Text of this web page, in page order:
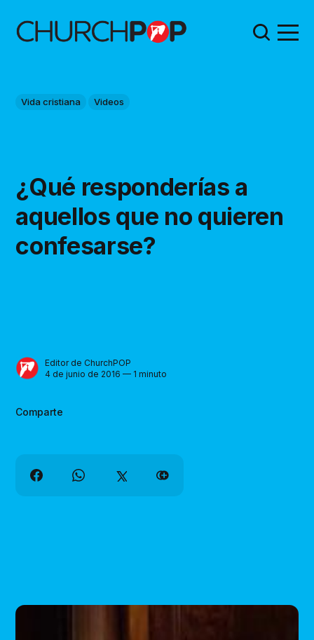
Vida cristiana Videos
¿Qué responderías a
aquellos que no quieren
confesarse?
Editor de ChurchPOP
4 de junio de 2016 — 1 minuto
Comparte